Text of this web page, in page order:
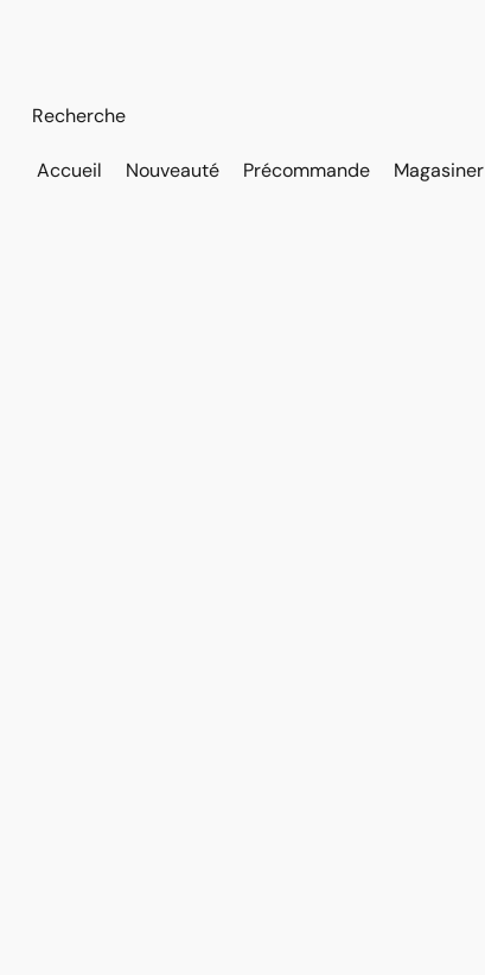
Accueil Nouveauté Précommande Magasiner